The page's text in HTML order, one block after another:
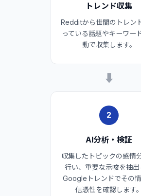
トレンド収集
Redditから世間のトレン
っている話題やキーワー
動で収集します。
➡
2
AI分析・検証
収集したトピックの感情
行い、重要な示唆を抽出
Googleトレンドでその
信憑性を確認します。